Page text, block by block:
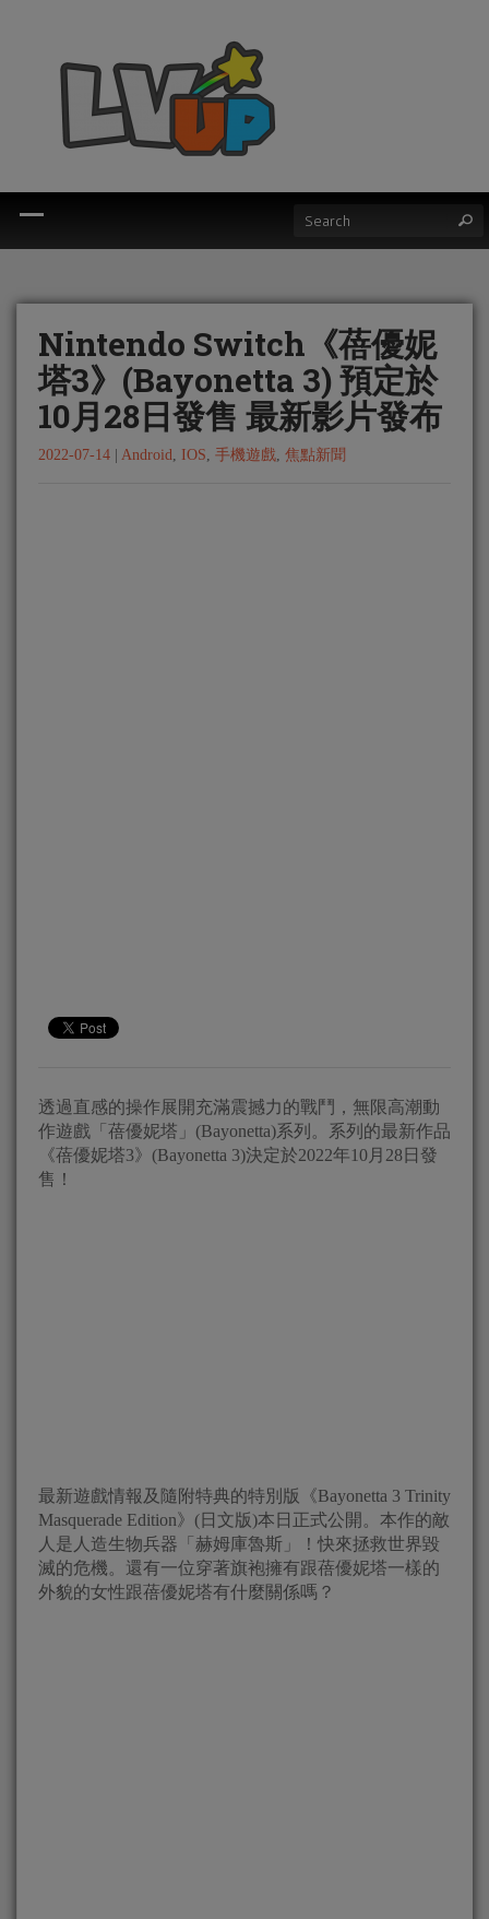
Nintendo Switch《蓓優妮
塔3》(Bayonetta 3) 預定於
10月28日發售 最新影片發布
2022-07-14 Android, IOS, 手機遊戲, 焦點新聞
透過直感的操作展開充滿震撼力的戰鬥，無限高潮動
作遊戲「蓓優妮塔」(Bayonetta)系列。系列的最新作品
《蓓優妮塔3》(Bayonetta 3)決定於2022年10月28日發
售！
最新遊戲情報及隨附特典的特別版《Bayonetta 3 Trinity
Masquerade Edition》(日文版)本日正式公開。本作的敵
人是人造生物兵器「赫姆庫魯斯」！快來拯救世界毀
滅的危機。還有一位穿著旗袍擁有跟蓓優妮塔一樣的
外貌的女性跟蓓優妮塔有什麼關係嗎？